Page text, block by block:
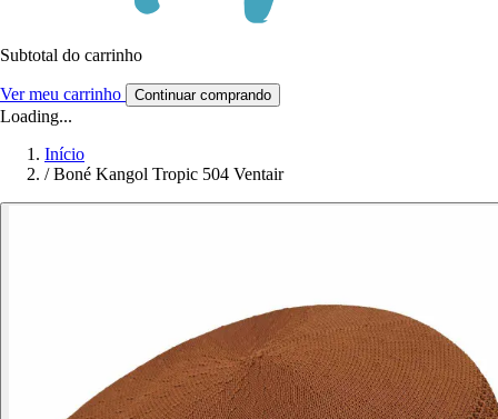
Subtotal do carrinho
Ver meu carrinho Continuar comprando
Loading...
Início
/ Boné Kangol Tropic 504 Ventair